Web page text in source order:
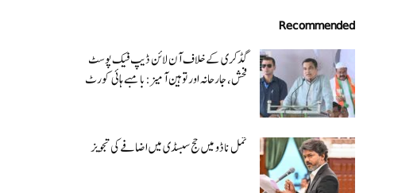
Recommended
گڈکری کے خلاف آن لائن ڈیپ فیک پوسٹ
فحش، جارحانہ اور توہین آمیز:بامبے ہائی کورٹ
تمل ناڈو میں حج سبسڈی میں اضافے کی تجویز